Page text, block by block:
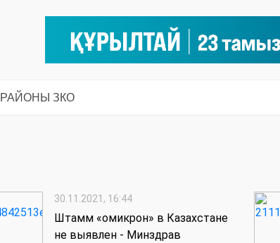
РАЙОНЫ ЗКО
30.11.2021, 16:44
Штамм «омикрон» в Казахстане
не выявлен - Минздрав